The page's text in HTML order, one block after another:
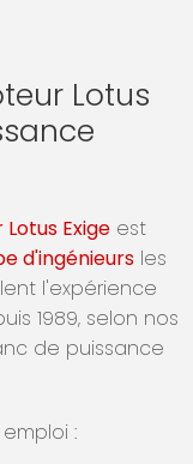
Lotus
Exige est
d'ingénieurs les
l'expérience
1989, selon nos
de puissance
: